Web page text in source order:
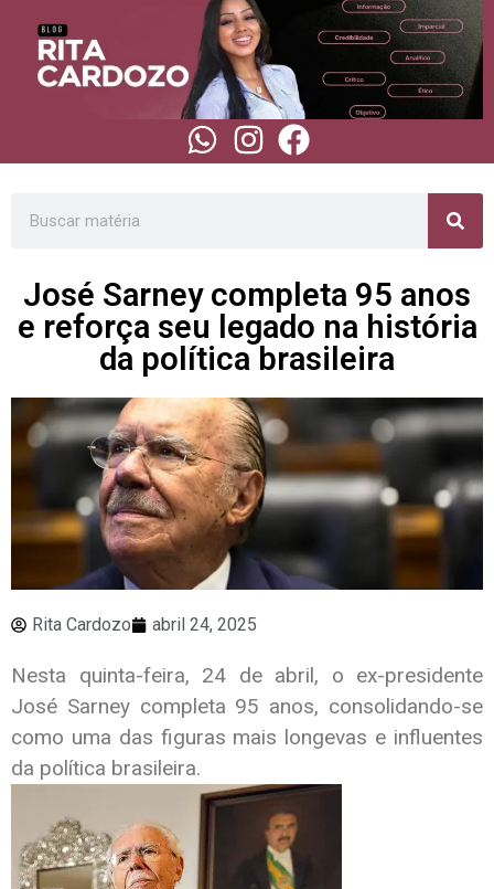
José Sarney completa 95 anos
e reforça seu legado na história
da política brasileira
Rita Cardozo abril 24, 2025
Nesta quinta-feira, 24 de abril, o ex-presidente
José Sarney completa 95 anos, consolidando-se
como uma das figuras mais longevas e influentes
da política brasileira.